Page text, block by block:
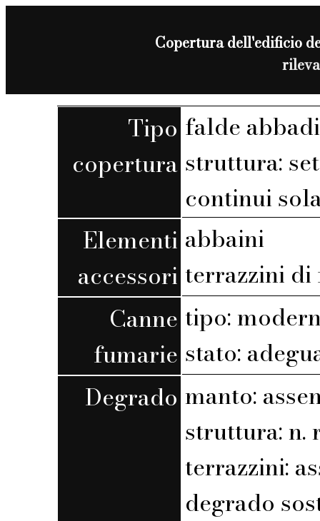
Copertura dell'edificio
Tipo
copertura
falde
struttura:
continui
Elementi
accessori
abbaini
terrazzini
Canne
fumarie
tipo:
stato:
Degrado manto:
struttura: n.
terrazzini:
degrado